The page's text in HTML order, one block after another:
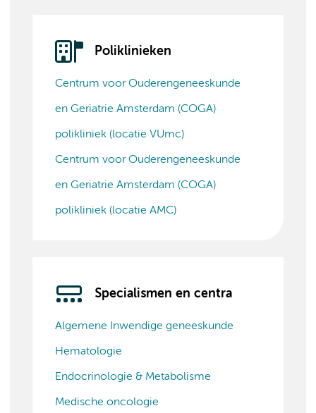
Poliklinieken
Centrum voor Ouderengeneeskunde
en Geriatrie Amsterdam (COGA)
polikliniek (locatie VUmc)
Centrum voor Ouderengeneeskunde
en Geriatrie Amsterdam (COGA)
polikliniek (locatie AMC)
Specialismen en centra
Algemene Inwendige geneeskunde
Hematologie
Endocrinologie & Metabolisme
Medische oncologie